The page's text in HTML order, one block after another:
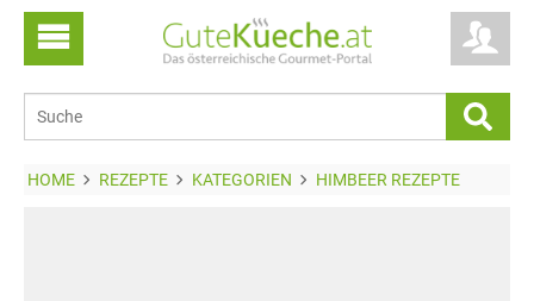
HOME REZEPTE KATEGORIEN HIMBEER REZEPTE